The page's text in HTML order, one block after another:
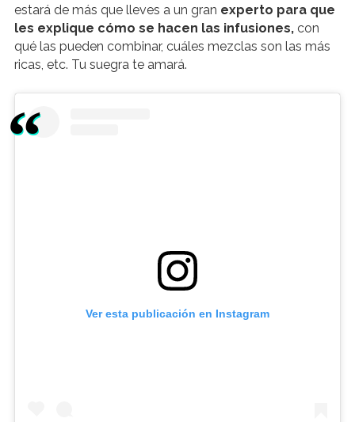
estará de más que lleves a un gran experto para que
les explique cómo se hacen las infusiones,con
qué las pueden combinar, cuáles mezclas son las más
ricas, etc. Tu suegra te amará.
Ver esta publicación en Instagram